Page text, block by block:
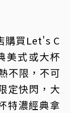
購買Let's C
美式或大杯
不限，不可
定快閃，大
特濃經典拿